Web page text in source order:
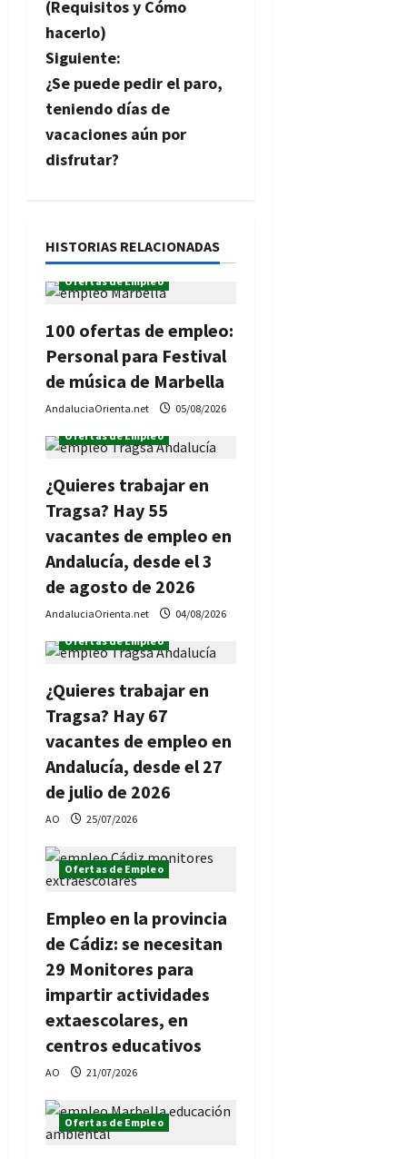
e
g
a
c
n
d
e
e
n
t
r
a
d
a
s
(Requisitos y Cómo
hacerlo)
Siguiente:
¿Se puede pedir el paro,
teniendo días de
vacaciones aún por
disfrutar?
HISTORIAS RELACIONADAS
Ofertas de Empleo
100 ofertas de empleo:
Personal para Festival
de música de Marbella
AndaluciaOrienta.net
05/08/2026
Ofertas de Empleo
¿Quieres trabajar en
Tragsa? Hay 55
vacantes de empleo en
Andalucía, desde el 3
de agosto de 2026
AndaluciaOrienta.net
04/08/2026
Ofertas de Empleo
¿Quieres trabajar en
Tragsa? Hay 67
vacantes de empleo en
Andalucía, desde el 27
de julio de 2026
AO 25/07/2026
Ofertas de Empleo
Empleo en la provincia
de Cádiz: se necesitan
29 Monitores para
impartir actividades
extaescolares, en
centros educativos
AO 21/07/2026
Ofertas de Empleo